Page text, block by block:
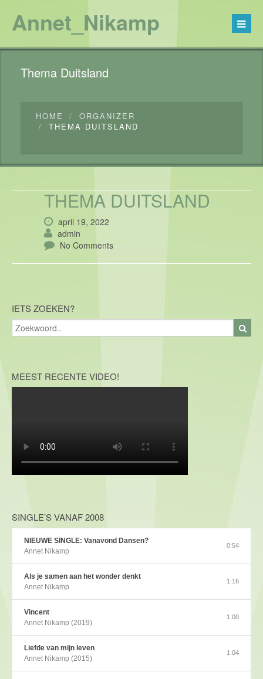
Annet_Nikamp
Thema Duitsland
HOME
ORGANIZER
THEMA DUITSLAND
THEMA DUITSLAND
april 19, 2022
admin
No Comments
IETS ZOEKEN?
MEEST RECENTE VIDEO!
SINGLE’S VANAF 2008
NIEUWE SINGLE: Vanavond Dansen?
Annet Nikamp
0:54
Als je samen aan het wonder denkt
Annet Nikamp
1:16
Vincent
Annet Nikamp (2019)
1:00
Liefde van mijn leven
Annet Nikamp (2015)
1:04